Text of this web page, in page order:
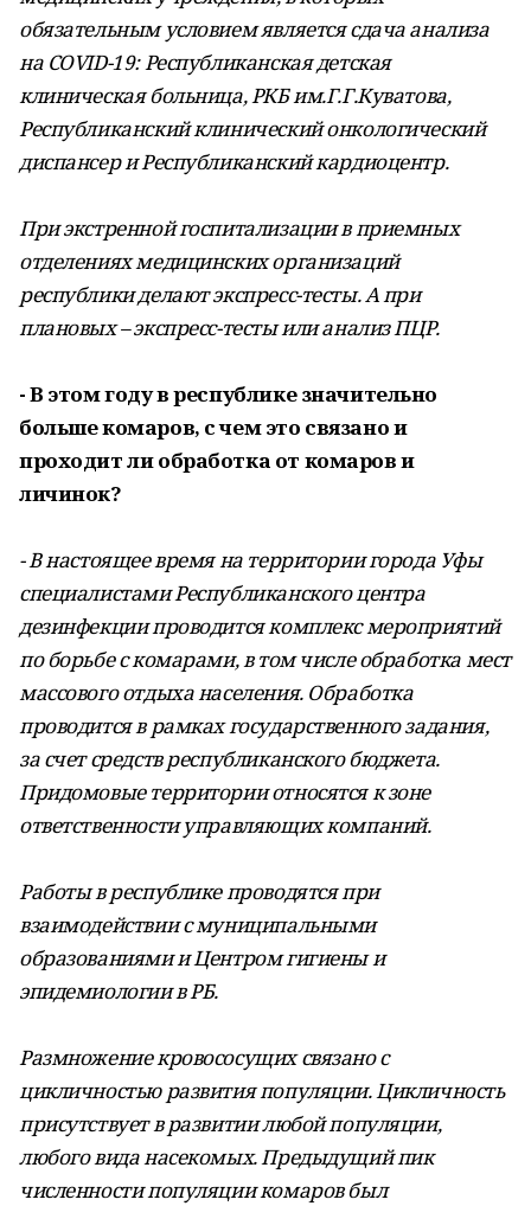
обязательным условием является сдача анализа
на COVID-19: Республиканская детская
клиническая больница, РКБ им.Г.Г.Куватова,
Республиканский клинический онкологический
диспансер и Республиканский кардиоцентр.
При экстренной госпитализации в приемных
отделениях медицинских организаций
республики делают экспресс-тесты. А при
плановых – экспресс-тесты или анализ ПЦР.
- В этом году в республике значительно
больше комаров, с чем это связано и
проходит ли обработка от комаров и
личинок?
- В настоящее время на территории города Уфы
специалистами Республиканского центра
дезинфекции проводится комплекс мероприятий
по борьбе с комарами, в том числе обработка мест
массового отдыха населения. Обработка
проводится в рамках государственного задания,
за счет средств республиканского бюджета.
Придомовые территории относятся к зоне
ответственности управляющих компаний.
Работы в республике проводятся при
взаимодействии с муниципальными
образованиями и Центром гигиены и
эпидемиологии в РБ.
Размножение кровососущих связано с
цикличностью развития популяции. Цикличность
присутствует в развитии любой популяции,
любого вида насекомых. Предыдущий пик
численности популяции комаров был